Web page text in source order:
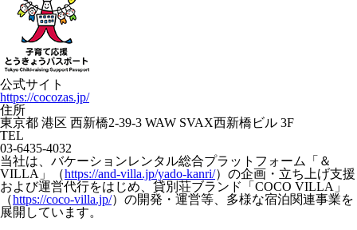
公式サイト
https://cocozas.jp/
住所
東京都 港区 西新橋2-39-3 WAW SVAX西新橋ビル 3F
TEL
03-6435-4032
当社は、バケーションレンタル総合プラットフォーム「＆
VILLA」（https://and-villa.jp/yado-kanri/）の企画・立ち上げ支援
および運営代行をはじめ、貸別荘ブランド「COCO VILLA」
（https://coco-villa.jp/）の開発・運営等、多様な宿泊関連事業を
展開しています。